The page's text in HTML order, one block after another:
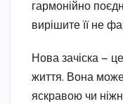
гармонійно
вирішите її не
Нова зачіска —
життя. Вона
яскравою чи